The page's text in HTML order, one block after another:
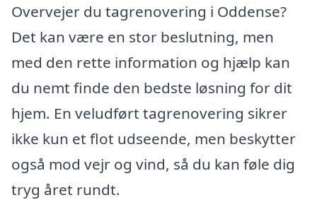
Overvejer du tagrenovering i Oddense?
Det kan være en stor beslutning, men
med den rette information og hjælp kan
du nemt finde den bedste løsning for dit
hjem. En veludført tagrenovering sikrer
ikke kun et flot udseende, men beskytter
også mod vejr og vind, så du kan føle dig
tryg året rundt.